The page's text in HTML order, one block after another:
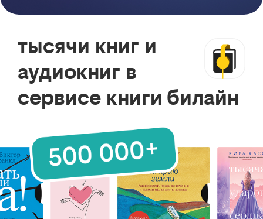
тысячи книг и
аудиокниг в
сервисе книги билайн